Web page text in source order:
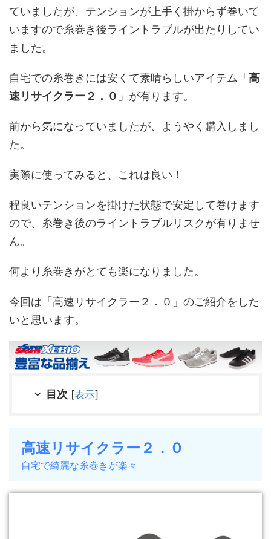
ていましたが、テンションが上手く掛からず巻いて
いますので糸巻き後ライントラブルが出たりしてい
ました。
自宅での糸巻きには安くて素晴らしいアイテム「高
速リサイクラー２．０ 」が有ります。
前から気になっていましたが、ようやく購入しまし
た。
実際に使ってみると、これは良い！
程良いテンションを掛けた状態で安定して巻けます
ので、糸巻き後のライントラブルリスクが有りませ
ん。
何より糸巻きがとても楽になりました。
今回は「高速リサイクラー２．０」のご紹介をした
いと思います。
目次 [表示]
高速リサイクラー２．０
自宅で綺麗な糸巻きが楽々